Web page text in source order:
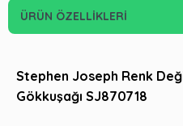
ÜRÜN ÖZELLIKLERI
Stephen Joseph Renk
Gökkuşağı SJ870718